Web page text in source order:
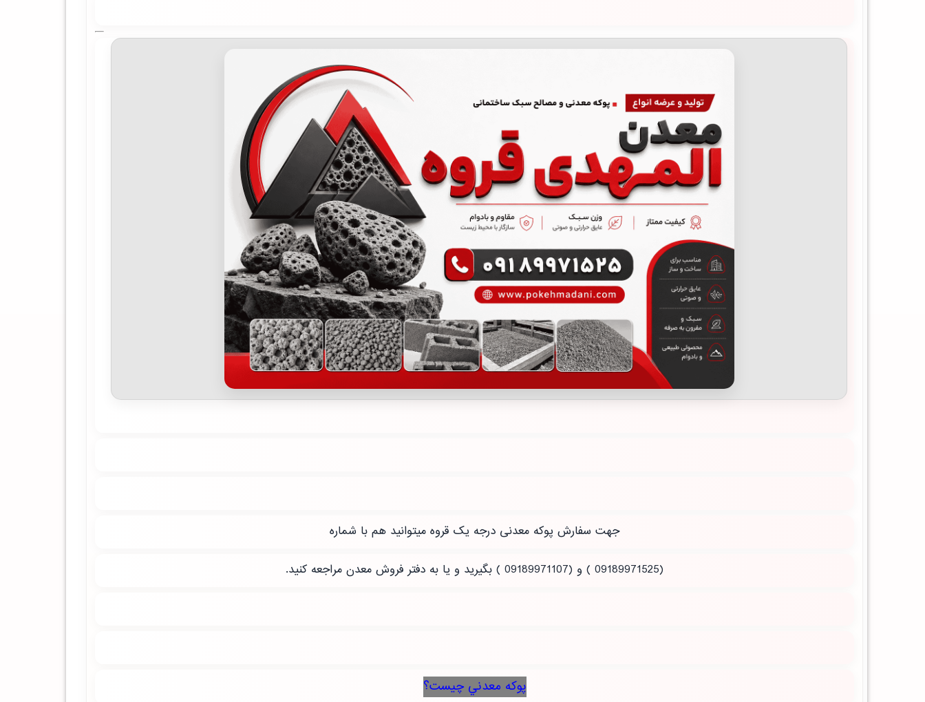
جهت سفارش پوکه معدنی درجه یک قروه میتوانید هم با شماره
(09189971525 ) و (09189971107 ) بگیرید و یا به دفتر فروش معدن مراجعه کنید.
پوكه معدني چيست؟